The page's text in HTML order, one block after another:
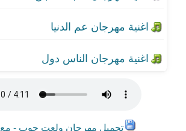
تحميل مهرجان ولعت جوب - مع